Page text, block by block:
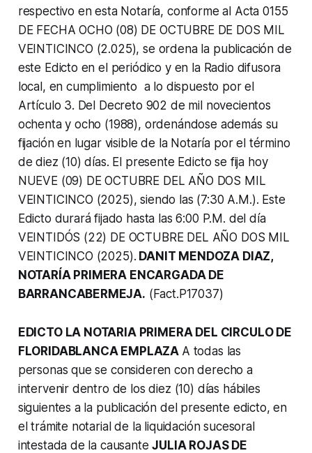
respectivo en esta Notaría, conforme al Acta 0155
DE FECHA OCHO (08) DE OCTUBRE DE DOS MIL
VEINTICINCO (2.025), se ordena la publicación de
este Edicto en el periódico y en la Radio difusora
local, en cumplimiento a lo dispuesto por el
Artículo 3. Del Decreto 902 de mil novecientos
ochenta y ocho (1988), ordenándose además su
fijación en lugar visible de la Notaría por el término
de diez (10) días. El presente Edicto se fija hoy
NUEVE (09) DE OCTUBRE DEL AÑO DOS MIL
VEINTICINCO (2025), siendo las (7:30 A.M.). Este
Edicto durará fijado hasta las 6:00 P.M. del día
VEINTIDÓS (22) DE OCTUBRE DEL AÑO DOS MIL
VEINTICINCO (2025). DANIT MENDOZA DIAZ,
NOTARÍA PRIMERA ENCARGADA DE
BARRANCABERMEJA. (Fact.P17037)
EDICTO LA NOTARIA PRIMERA DEL CIRCULO DE
FLORIDABLANCA EMPLAZA A todas las
personas que se consideren con derecho a
intervenir dentro de los diez (10) días hábiles
siguientes a la publicación del presente edicto, en
el trámite notarial de la liquidación sucesoral
intestada de la causanteJULIA ROJAS DE